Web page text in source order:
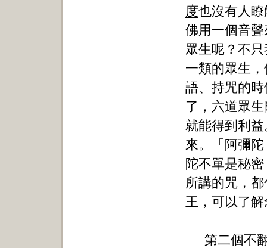
度也沒有人
佛用一個音
眾生呢？不
一類的眾生
語、持咒的
了，六道眾
就能得到利
來。「阿彌
陀不單是秘
所講的咒，
王，可以了
第二個不